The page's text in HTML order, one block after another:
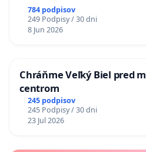
784 podpisov
249 Podpisy / 30 dni
8 Jun 2026
Chráňme Veľký Biel pred
centrom
245 podpisov
245 Podpisy / 30 dni
23 Jul 2026